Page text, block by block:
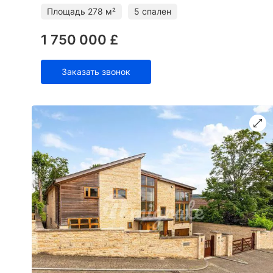
стиле, и отличаетс
Площадь 278 м² 5 спален
1 750 000 £
Заказать звонок